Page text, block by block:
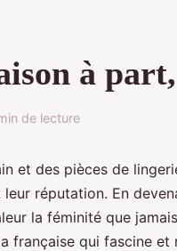
à
de lecture
et des pièces de
réputation. En
la féminité que
française qui fascine et